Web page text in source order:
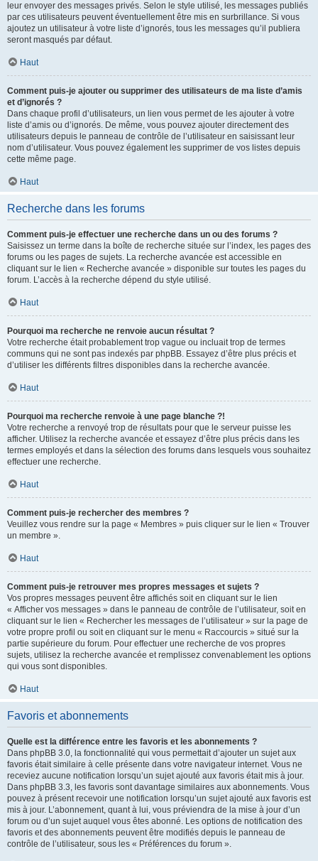
leur envoyer des messages privés. Selon le style utilisé, les messages publiés
par ces utilisateurs peuvent éventuellement être mis en surbrillance. Si vous
ajoutez un utilisateur à votre liste d’ignorés, tous les messages qu’il publiera
seront masqués par défaut.
Haut
Comment puis-je ajouter ou supprimer des utilisateurs de ma liste d’amis
et d’ignorés ?
Dans chaque profil d’utilisateurs, un lien vous permet de les ajouter à votre
liste d’amis ou d’ignorés. De même, vous pouvez ajouter directement des
utilisateurs depuis le panneau de contrôle de l’utilisateur en saisissant leur
nom d’utilisateur. Vous pouvez également les supprimer de vos listes depuis
cette même page.
Haut
Recherche dans les forums
Comment puis-je effectuer une recherche dans un ou des forums ?
Saisissez un terme dans la boîte de recherche située sur l’index, les pages des
forums ou les pages de sujets. La recherche avancée est accessible en
cliquant sur le lien « Recherche avancée » disponible sur toutes les pages du
forum. L’accès à la recherche dépend du style utilisé.
Haut
Pourquoi ma recherche ne renvoie aucun résultat ?
Votre recherche était probablement trop vague ou incluait trop de termes
communs qui ne sont pas indexés par phpBB. Essayez d’être plus précis et
d’utiliser les différents filtres disponibles dans la recherche avancée.
Haut
Pourquoi ma recherche renvoie à une page blanche ?!
Votre recherche a renvoyé trop de résultats pour que le serveur puisse les
afficher. Utilisez la recherche avancée et essayez d’être plus précis dans les
termes employés et dans la sélection des forums dans lesquels vous souhaitez
effectuer une recherche.
Haut
Comment puis-je rechercher des membres ?
Veuillez vous rendre sur la page « Membres » puis cliquer sur le lien « Trouver
un membre ».
Haut
Comment puis-je retrouver mes propres messages et sujets ?
Vos propres messages peuvent être affichés soit en cliquant sur le lien
« Afficher vos messages » dans le panneau de contrôle de l’utilisateur, soit en
cliquant sur le lien « Rechercher les messages de l’utilisateur » sur la page de
votre propre profil ou soit en cliquant sur le menu « Raccourcis » situé sur la
partie supérieure du forum. Pour effectuer une recherche de vos propres
sujets, utilisez la recherche avancée et remplissez convenablement les options
qui vous sont disponibles.
Haut
Favoris et abonnements
Quelle est la différence entre les favoris et les abonnements ?
Dans phpBB 3.0, la fonctionnalité qui vous permettait d’ajouter un sujet aux
favoris était similaire à celle présente dans votre navigateur internet. Vous ne
receviez aucune notification lorsqu’un sujet ajouté aux favoris était mis à jour.
Dans phpBB 3.3, les favoris sont davantage similaires aux abonnements. Vous
pouvez à présent recevoir une notification lorsqu’un sujet ajouté aux favoris est
mis à jour. L’abonnement, quant à lui, vous préviendra de la mise à jour d’un
forum ou d’un sujet auquel vous êtes abonné. Les options de notification des
favoris et des abonnements peuvent être modifiés depuis le panneau de
contrôle de l’utilisateur, sous les « Préférences du forum ».